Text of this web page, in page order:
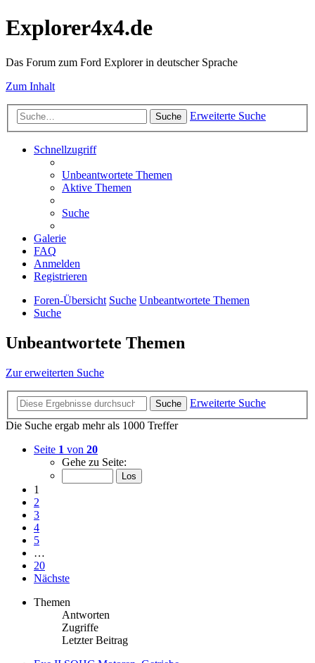
Explorer4x4.de
Das Forum zum Ford Explorer in deutscher Sprache
Zum Inhalt
Suche Erweiterte Suche
Schnellzugriff
Unbeantwortete Themen
Aktive Themen
Suche
Galerie
FAQ
Anmelden
Registrieren
Foren-Übersicht Suche Unbeantwortete Themen
Suche
Unbeantwortete Themen
Zur erweiterten Suche
Suche
Erweiterte Suche
Die Suche ergab mehr als 1000 Treffer
Seite 1 von 20
Gehe zu Seite:
1
2
3
4
5
…
20
Nächste
Themen
Antworten
Zugriffe
Letzter Beitrag